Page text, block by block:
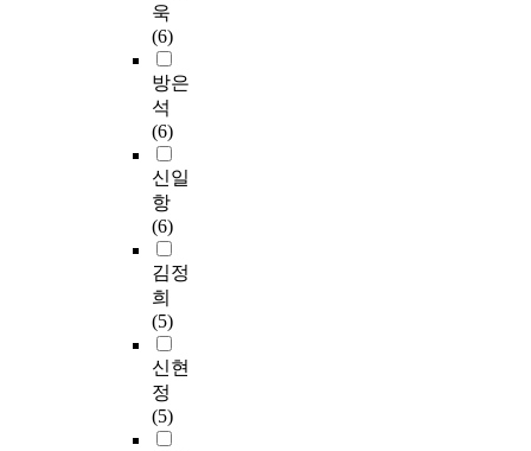
욱
(6)
방은
석
(6)
신일
항
(6)
김정
희
(5)
신현
정
(5)